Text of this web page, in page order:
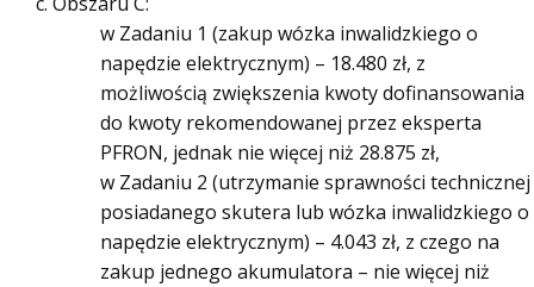
w Zadaniu 1 (zakup wózka inwalidzkiego o
napędzie elektrycznym) – 18.480 zł, z
możliwością zwiększenia kwoty dofinansowania
do kwoty rekomendowanej przez eksperta
PFRON, jednak nie więcej niż 28.875 zł,
w Zadaniu 2 (utrzymanie sprawności technicznej
posiadanego skutera lub wózka inwalidzkiego o
napędzie elektrycznym) – 4.043 zł, z czego na
zakup jednego akumulatora – nie więcej niż